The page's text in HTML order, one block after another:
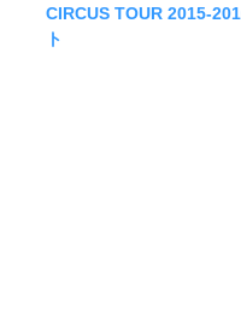
CIRCUS TOUR 2015-
ト